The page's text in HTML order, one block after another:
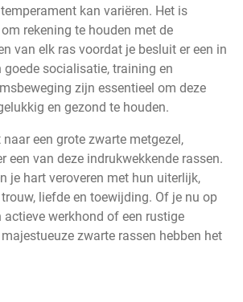
kan variëren. Het is
rekening te houden met de
van elk ras voordat je besluit er een in
goede socialisatie, training en
zijn essentieel om deze
en gezond te houden.
een grote zwarte metgezel,
een van deze indrukwekkende rassen.
je hart veroveren met hun uiterlijk,
liefde en toewijding. Of je nu op
actieve werkhond of een rustige
zwarte rassen hebben het